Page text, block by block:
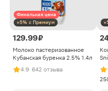
Финальная цена
+5% с Премиум
129.99 ₽
Молоко пастеризованное
Кубанская буренка 2.5% 1.4л
4.9· 642 отзыва